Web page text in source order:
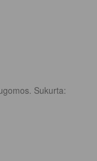
Sukurta: